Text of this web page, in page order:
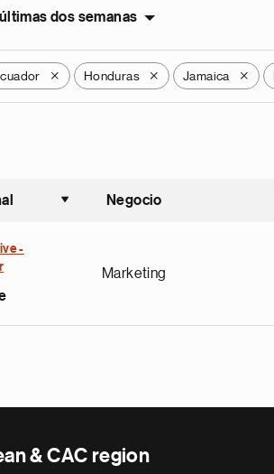
dos semanas
X Honduras X Jamaica X
Ordenar
Negocio
-
Marketing
& CAC region